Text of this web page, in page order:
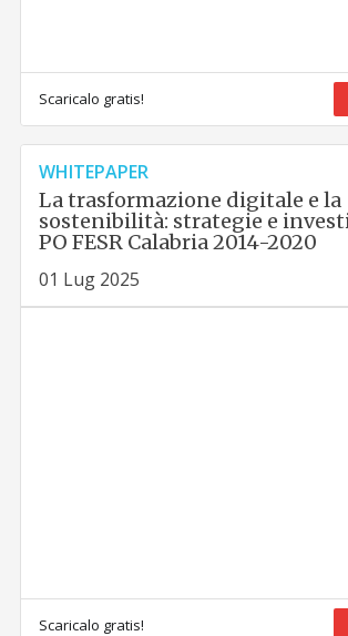
Scaricalo gratis!
WHITEPAPER
La trasformazione digitale e la
sostenibilità: strategie e
PO FESR Calabria 2014-2020
01 Lug 2025
Scaricalo gratis!